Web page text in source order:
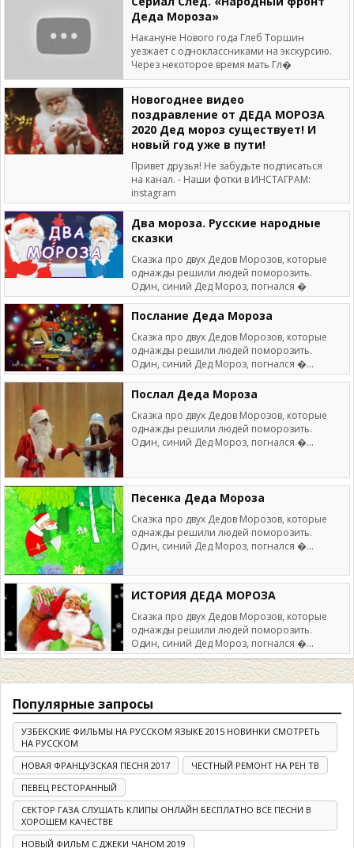
Деда Мороза»
Накануне Нового года Глеб Торшин
уезжает с одноклассниками на экскурсию.
Через некоторое время мать Гл�
Новогоднее видео
поздравление от ДЕДА МОРОЗА
2020 Дед мороз существует! И
новый год уже в пути!
Привет друзья! Не забудьте подписаться
на канал. - Наши фотки в ИНСТАГРАМ:
instagram
Два мороза. Русские народные
сказки
Сказка про двух Дедов Морозов, которые
однажды решили людей поморозить.
Один, синий Дед Мороз, погнался �
Послание Деда Мороза
Сказка про двух Дедов Морозов, которые
однажды решили людей поморозить.
Один, синий Дед Мороз, погнался �...
Послал Деда Мороза
Сказка про двух Дедов Морозов, которые
однажды решили людей поморозить.
Один, синий Дед Мороз, погнался �...
Песенка Деда Мороза
Сказка про двух Дедов Морозов, которые
однажды решили людей поморозить.
Один, синий Дед Мороз, погнался �...
ИСТОРИЯ ДЕДА МОРОЗА
Сказка про двух Дедов Морозов, которые
однажды решили людей поморозить.
Один, синий Дед Мороз, погнался �...
Популярные запросы
УЗБЕКСКИЕ ФИЛЬМЫ НА РУССКОМ ЯЗЫКЕ 2015 НОВИНКИ СМОТРЕТЬ
НА РУССКОМ
НОВАЯ ФРАНЦУЗСКАЯ ПЕСНЯ 2017
ЧЕСТНЫЙ РЕМОНТ НА РЕН ТВ
ПЕВЕЦ РЕСТОРАННЫЙ
СЕКТОР ГАЗА СЛУШАТЬ КЛИПЫ ОНЛАЙН БЕСПЛАТНО ВСЕ ПЕСНИ В
ХОРОШЕМ КАЧЕСТВЕ
НОВЫЙ ФИЛЬМ С ДЖЕКИ ЧАНОМ 2019